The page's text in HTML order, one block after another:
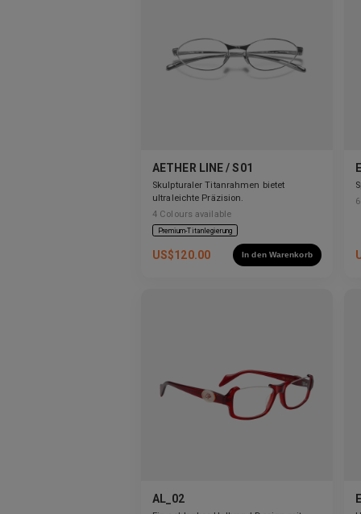
AETHER LINE / S01
Skulpturaler Titanrahmen bietet
ultraleichte Präzision.
4 Colours available
Premium-Titanlegierung
US$120.00 In den Warenkorb
6
AL_02